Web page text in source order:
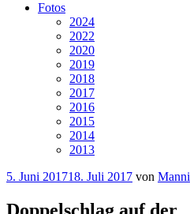
Fotos
2024
2022
2020
2019
2018
2017
2016
2015
2014
2013
Veröffentlicht
5. Juni 201718. Juli 2017 von Manni